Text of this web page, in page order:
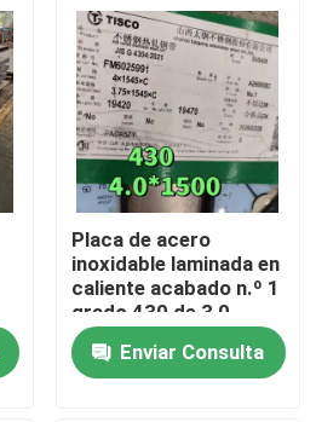
Placa de acero
inoxidable laminada en
caliente acabado n.º 1
grado 430 de 3,0 -
10,0 mm, placa SS
430 de TISCO
Enviar Consulta